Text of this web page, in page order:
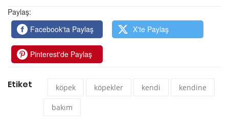
Paylaş:
Facebook'ta Paylaş
X'te Paylaş
Pinterest'de Paylaş
Etiket köpek köpekler kendi kendine
bakım